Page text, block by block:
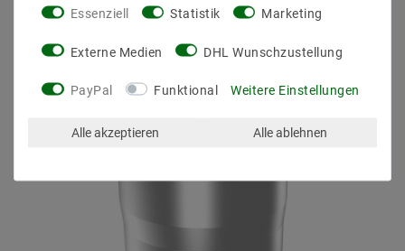
Essenziell Statistik Marketing
Externe Medien DHL Wunschzustellung
PayPal Funktional Weitere Einstellungen
Alle akzeptieren Alle ablehnen